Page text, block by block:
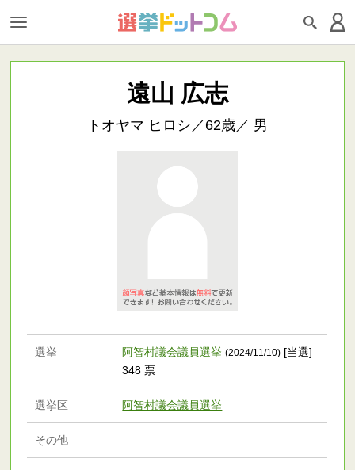
遠山 広志
トオヤマ ヒロシ／62歳／ 男
選挙 阿智村議会議員選挙 (2024/11/10) [当選]
348 票
選挙区 阿智村議会議員選挙
その他